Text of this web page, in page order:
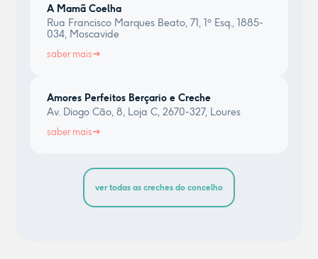
A Mamã Coelha
Rua Francisco Marques Beato, 71, 1º Esq., 1885-
034, Moscavide
saber mais
Amores Perfeitos Berçario e Creche
Av. Diogo Cão, 8, Loja C, 2670-327, Loures
saber mais
ver todas as creches do concelho